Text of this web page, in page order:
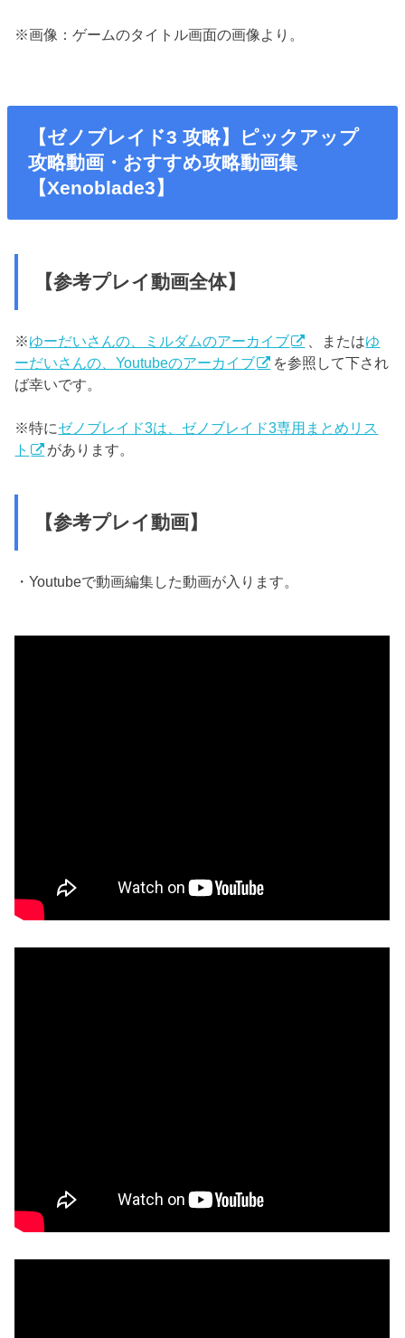
※画像：ゲームのタイトル画面の画像より。
【ゼノブレイド3 攻略】ピックアップ
攻略動画・おすすめ攻略動画集
【Xenoblade3】
【参考プレイ動画全体】
※ゆーだいさんの、ミルダムのアーカイブ 、またはゆ
ーだいさんの、Youtubeのアーカイブ
を参照して下され
ば幸いです。
※特にゼノブレイド3は、ゼノブレイド3専用まとめリス
ト
があります。
【参考プレイ動画】
・Youtubeで動画編集した動画が入ります。